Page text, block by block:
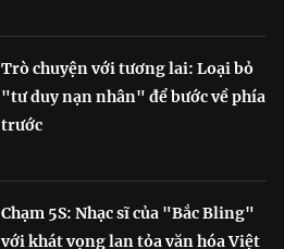
Trò chuyện với tương lai: Loại bỏ
"tư duy nạn nhân" để bước về phía
trước
Chạm 5S: Nhạc sĩ của "Bắc Bling"
với khát vọng lan tỏa văn hóa Việt